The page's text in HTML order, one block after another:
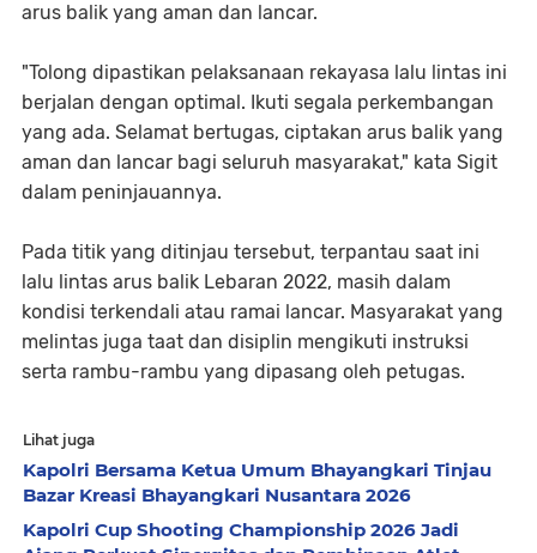
arus balik yang aman dan lancar.
"Tolong dipastikan pelaksanaan rekayasa lalu lintas ini
berjalan dengan optimal. Ikuti segala perkembangan
yang ada. Selamat bertugas, ciptakan arus balik yang
aman dan lancar bagi seluruh masyarakat," kata Sigit
dalam peninjauannya.
Pada titik yang ditinjau tersebut, terpantau saat ini
lalu lintas arus balik Lebaran 2022, masih dalam
kondisi terkendali atau ramai lancar. Masyarakat yang
melintas juga taat dan disiplin mengikuti instruksi
serta rambu-rambu yang dipasang oleh petugas.
Lihat juga
Kapolri Bersama Ketua Umum Bhayangkari Tinjau
Bazar Kreasi Bhayangkari Nusantara 2026
Kapolri Cup Shooting Championship 2026 Jadi